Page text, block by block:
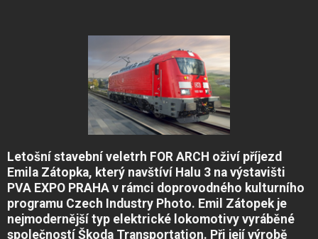
Letošní stavební veletrh FOR ARCH oživí příjezd
Emila Zátopka, který navštíví Halu 3 na výstavišti
PVA EXPO PRAHA v rámci doprovodného kulturního
programu Czech Industry Photo. Emil Zátopek je
nejmodernější typ elektrické lokomotivy vyráběné
společností Škoda Transportation. Při její výrobě